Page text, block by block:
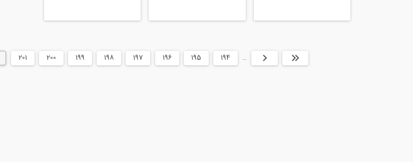
ابتدا قبلی …
194
195
196
197
198
199
200
201